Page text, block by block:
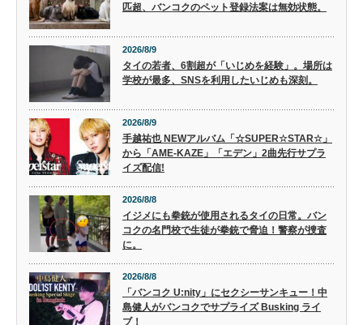
匹超、バンコクのペット登録法案は無効状態。
2026/8/9
タイの若者、6割超が「いじめを経験」。場所は
学校が最多、SNSを利用したいじめも深刻。
2026/8/9
手越祐也 NEWアルバム「☆SUPER☆STAR☆」
から「AME-KAZE」「エデン」2曲先行サプラ
イズ配信!
2026/8/8
イジメにも拳銃が使用されるタイの日常。バン
コクの名門校で生徒が拳銃で脅迫！警察が捜査
に。
2026/8/8
「バンコク U:nity」にセクシーサンキュー！中
島健人がバンコクでサプライズ Busking ライ
ブ！